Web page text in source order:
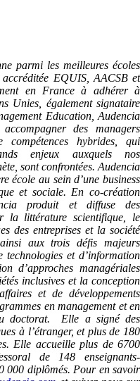
parmi les meilleures écoles
accréditée EQUIS, AACSB et
en France à adhérer à
Unies, également signataire
Education, Audencia
des managers
compétences hybrides, qui
enjeux auxquels nos
sont confrontées. Audencia
école au sein d’une business
et sociale. En co-création
produit et diffuse des
la littérature scientifique, le
des entreprises et la société
aux trois défis majeurs
et d’information
d’approches managériales
inclusives et la conception
et de développements
en management et en
doctorat. Elle a signé des
à l’étranger, et plus de 180
Elle accueille plus de 6700
de 148 enseignants-
000 diplômés. Pour en savoir